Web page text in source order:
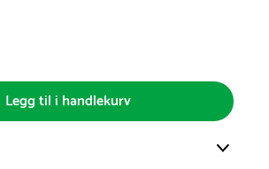
Legg til i handlekurv